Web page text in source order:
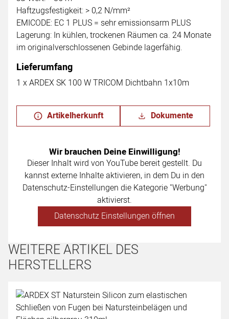
Haftzugsfestigkeit: > 0,2 N/mm²
EMICODE: EC 1 PLUS = sehr emissionsarm PLUS
Lagerung: In kühlen, trockenen Räumen ca. 24 Monate
im originalverschlossenen Gebinde lagerfähig.
Lieferumfang
1 x ARDEX SK 100 W TRICOM Dichtbahn 1x10m
Artikelherkunft Dokumente
Wir brauchen Deine Einwilligung!
Dieser Inhalt wird von YouTube bereit gestellt. Du
kannst externe Inhalte aktivieren, in dem Du in den
Datenschutz-Einstellungen die Kategorie "Werbung"
aktivierst.
Datenschutz Einstellungen öffnen
WEITERE ARTIKEL DES
HERSTELLERS
Artikel überspringen